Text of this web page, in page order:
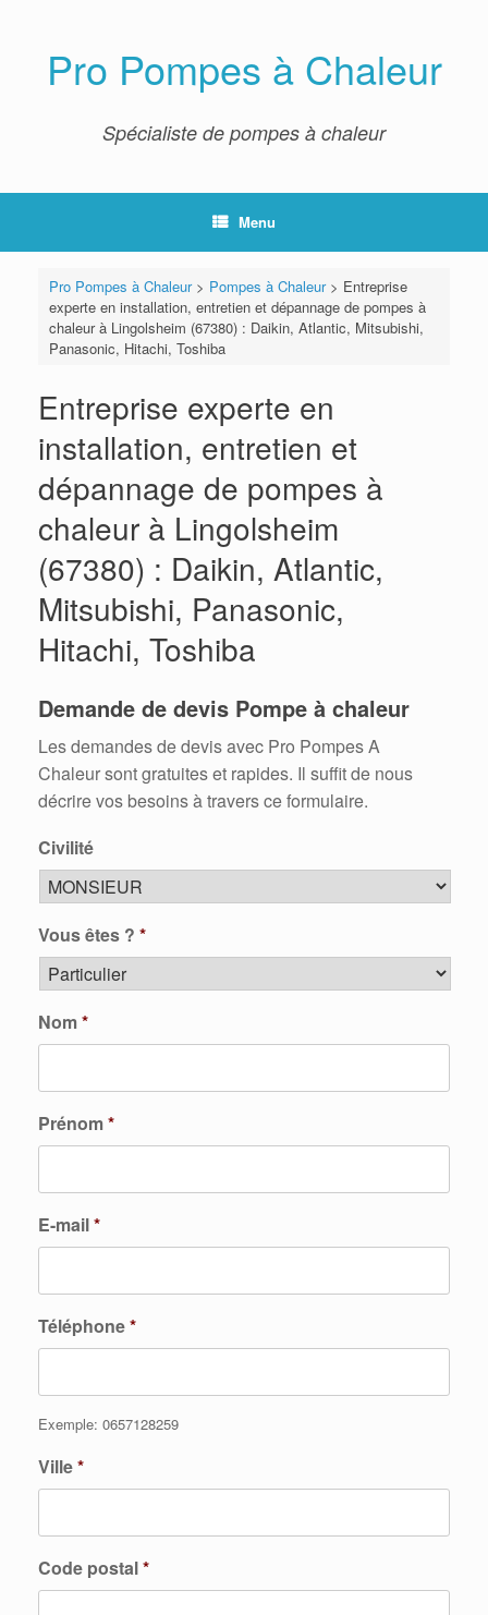
Pro Pompes à Chaleur
Spécialiste de pompes à chaleur
Menu
Pro Pompes à Chaleur> Pompes à Chaleur> Entreprise
experte en installation, entretien et dépannage de pompes à
chaleur à Lingolsheim (67380) : Daikin, Atlantic, Mitsubishi,
Panasonic, Hitachi, Toshiba
Entreprise experte en
installation, entretien et
dépannage de pompes à
chaleur à Lingolsheim
(67380) : Daikin, Atlantic,
Mitsubishi, Panasonic,
Hitachi, Toshiba
Demande de devis Pompe à chaleur
Les demandes de devis avec Pro Pompes A
Chaleur sont gratuites et rapides. Il suffit de nous
décrire vos besoins à travers ce formulaire.
Civilité
Vous êtes ? *
Nom*
Prénom*
E-mail*
Téléphone*
Exemple: 0657128259
Ville*
Code postal*